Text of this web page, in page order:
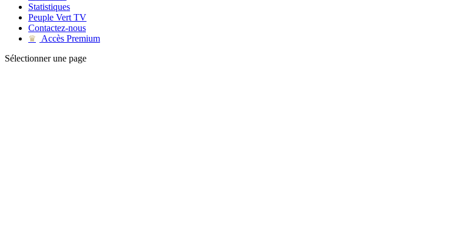
Statistiques
Peuple Vert TV
Contactez-nous
♛
Accès Premium
Sélectionner une page